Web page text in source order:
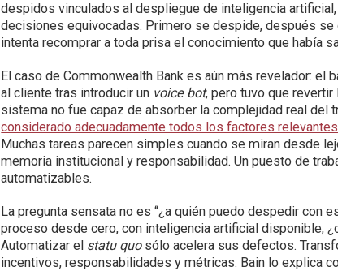
despidos vinculados al despliegue de inteligencia
decisiones equivocadas. Primero se despide, después
intenta recomprar a toda prisa el conocimiento que había
El caso de Commonwealth Bank es aún más revelador:
al cliente tras introducir un voice bot, pero tuvo que
sistema no fue capaz de absorber la complejidad real del
considerado adecuadamente todos los factores
Muchas tareas parecen simples cuando se miran desde
memoria institucional y responsabilidad. Un puesto de
automatizables.
La pregunta sensata no es “¿a quién puedo despedir con
proceso desde cero, con inteligencia artificial disponible,
Automatizar el statu quosólo acelera sus defectos.
incentivos, responsabilidades y métricas. Bain lo explica